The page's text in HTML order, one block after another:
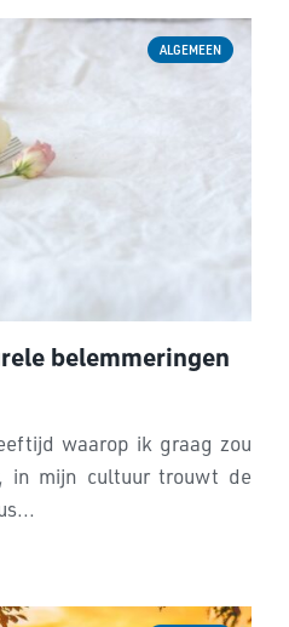
ALGEMEEN
belemmeringen
waarop ik graag zou
in mijn cultuur trouwt de